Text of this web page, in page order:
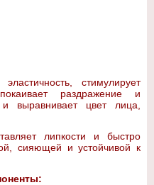
стимулирует
раздражение и
выравнивает цвет лица,
липкости и быстро
сияющей и устойчивой к